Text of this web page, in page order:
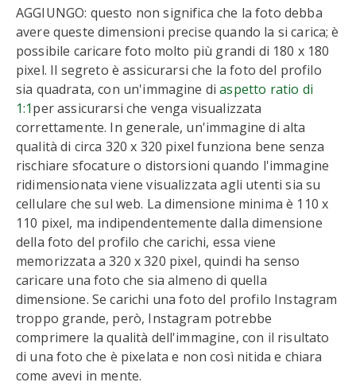
AGGIUNGO: questo non significa che la foto debba
avere queste dimensioni precise quando la si carica; è
possibile caricare foto molto più grandi di 180 x 180
pixel. Il segreto è assicurarsi che la foto del profilo
sia quadrata, con un'immagine diaspetto ratio di
1:1per assicurarsi che venga visualizzata
correttamente. In generale, un'immagine di alta
qualità di circa 320 x 320 pixel funziona bene senza
rischiare sfocature o distorsioni quando l'immagine
ridimensionata viene visualizzata agli utenti sia su
cellulare che sul web. La dimensione minima è 110 x
110 pixel, ma indipendentemente dalla dimensione
della foto del profilo che carichi, essa viene
memorizzata a 320 x 320 pixel, quindi ha senso
caricare una foto che sia almeno di quella
dimensione. Se carichi una foto del profilo Instagram
troppo grande, però, Instagram potrebbe
comprimere la qualità dell'immagine, con il risultato
di una foto che è pixelata e non così nitida e chiara
come avevi in mente.